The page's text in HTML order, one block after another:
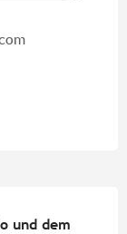
und dem